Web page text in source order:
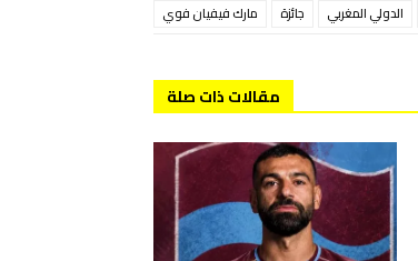
الدولي المغربي جائزة مارك فيفيان فوي
مقالات ذات صلة